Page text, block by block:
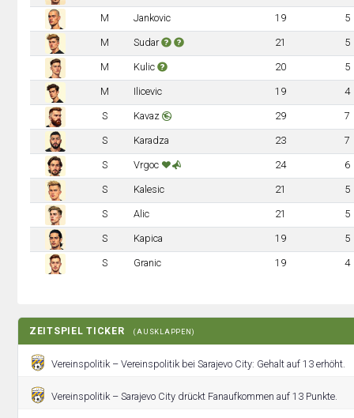
M Jankovic 19 5
M Sudar 21 5
M Kulic 20 5
M Ilicevic 19 4
S Kavaz 29 7
S Karadza 23 7
S Vrgoc 24 6
S Kalesic 21 5
S Alic 21 5
S Kapica 19 5
S Granic 19 4
ZEITSPIEL TICKER (AUSKLAPPEN)
Vereinspolitik – Vereinspolitik bei Sarajevo City: Gehalt auf 13 erhöht.
Vereinspolitik – Sarajevo City drückt Fanaufkommen auf 13 Punkte.